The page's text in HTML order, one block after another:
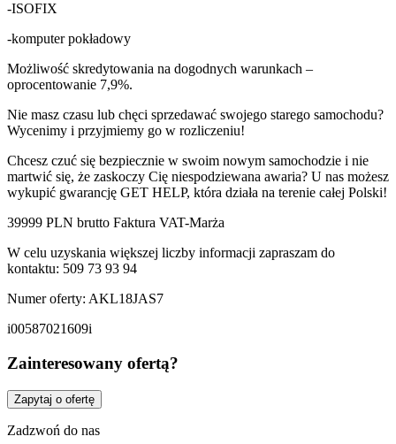
-ISOFIX
-komputer pokładowy
Możliwość skredytowania na dogodnych warunkach –
oprocentowanie 7,9%.
Nie masz czasu lub chęci sprzedawać swojego starego samochodu?
Wycenimy i przyjmiemy go w rozliczeniu!
Chcesz czuć się bezpiecznie w swoim nowym samochodzie i nie
martwić się, że zaskoczy Cię niespodziewana awaria? U nas możesz
wykupić gwarancję GET HELP, która działa na terenie całej Polski!
39999 PLN brutto Faktura VAT-Marża
W celu uzyskania większej liczby informacji zapraszam do
kontaktu: 509 73 93 94
Numer oferty: AKL18JAS7
i00587021609i
Zainteresowany ofertą?
Zapytaj o ofertę
Zadzwoń do nas